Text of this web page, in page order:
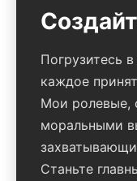
Погрузитесь
каждое
Мои ролевые,
моральными
Станьте